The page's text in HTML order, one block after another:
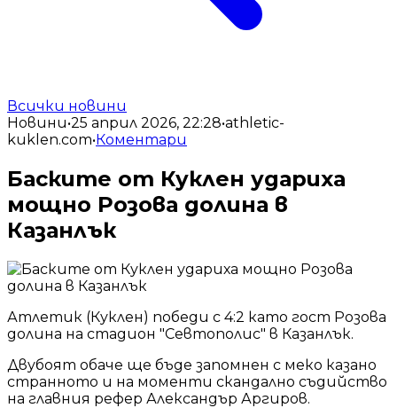
Всички новини
Новини•25 април 2026, 22:28•athletic-
kuklen.com•Коментари
Баските от Куклен удариха
мощно Розова долина в
Казанлък
Атлетик (Куклен) победи с 4:2 като гост Розова
долина на стадион "Севтополис" в Казанлък.
Двубоят обаче ще бъде запомнен с меко казано
странното и на моменти скандално съдийство
на главния рефер Александър Аргиров.